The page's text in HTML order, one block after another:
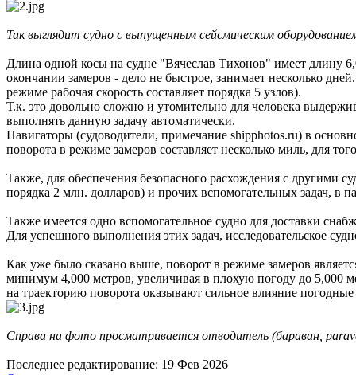
Так выглядит судно с выпущенным сейсмическим
Длина одной косы на судне "Вячеслав Тихонов" имеет длину
окончании замеров - дело не быстрое, занимает несколько
режиме рабочая скорость составляет порядка 5 узлов).
Т.к. это довольно сложно и утомительно для человека
выполнять данную задачу автоматически.
Навигаторы (судоводители, примечание shipphotos.ru) в
поворота в режиме замеров составляет несколько миль, для
Также, для обеспечения безопасного расхождения с другими
порядка 2 млн. долларов) и прочих вспомогательных задач, в
Также имеется одно вспомогательное судно для доставки
Для успешного выполнения этих задач, исследовательское
Как уже было сказано выше, поворот в режиме замеров
минимум 4,000 метров, увеличивая в плохую погоду до 5,000
на траекторию поворота оказывают сильное влияние
Справа на фото просматривается отводитель (бараван,
Последнее редактирование: 19 Фев 2026